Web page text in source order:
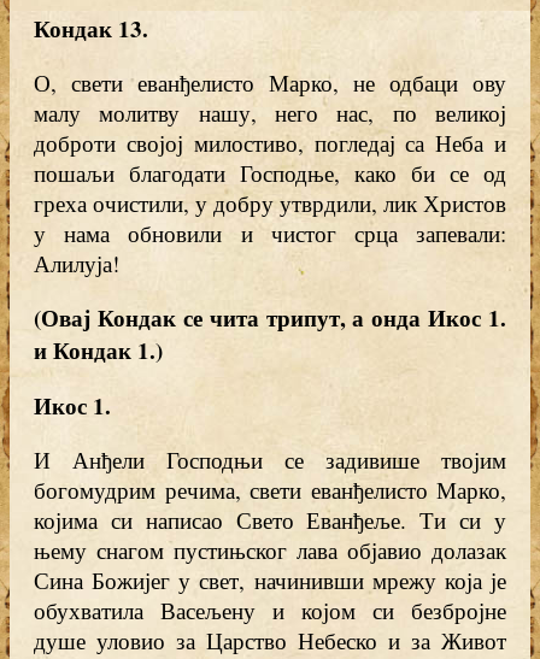
Кондак 13.
О, свети еванђелисто Марко, не одбаци ову
малу молитву нашу, него нас, по великој
доброти својој милостиво, погледај са Неба и
пошаљи благодати Господње, како би се од
греха очистили, у добру утврдили, лик Христов
у нама обновили и чистог срца запевали:
Алилуја!
(Овај Кондак се чита трипут, а онда Икос 1.
и Кондак 1.)
Икос 1.
И Анђели Господњи се задивише твојим
богомудрим речима, свети еванђелисто Марко,
којима си написао Свето Еванђеље. Ти си у
њему снагом пустињског лава објавио долазак
Сина Божијег у свет, начинивши мрежу која је
обухватила Васељену и којом си безбројне
душе уловио за Царство Небеско и за Живот